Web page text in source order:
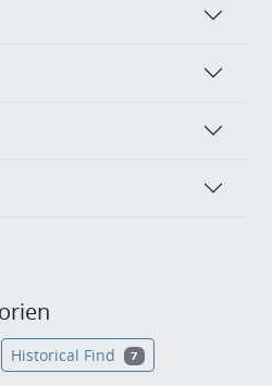
Historical Find 7